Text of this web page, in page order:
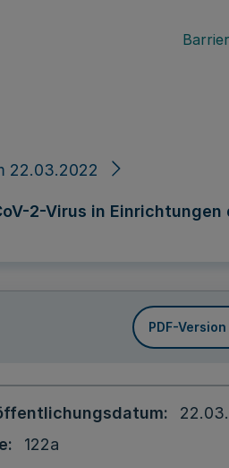
22.03.2022
2-Virus in
PDF-
122a